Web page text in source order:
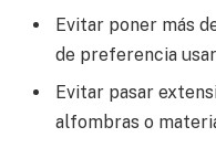
Evitar poner más
de preferencia
Evitar pasar
alfombras o